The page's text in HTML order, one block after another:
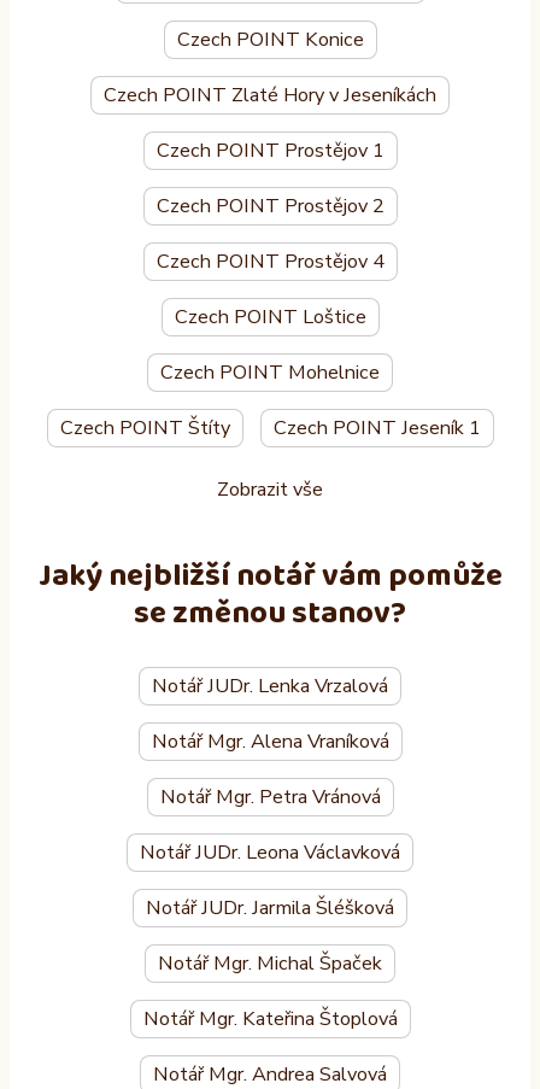
Czech POINT Konice
Czech POINT Zlaté Hory v Jeseníkách
Czech POINT Prostějov 1
Czech POINT Prostějov 2
Czech POINT Prostějov 4
Czech POINT Loštice
Czech POINT Mohelnice
Czech POINT Štíty Czech POINT Jeseník 1
Zobrazit vše
Jaký nejbližší notář vám pomůže
se změnou stanov?
Notář JUDr. Lenka Vrzalová
Notář Mgr. Alena Vraníková
Notář Mgr. Petra Vránová
Notář JUDr. Leona Václavková
Notář JUDr. Jarmila Šléšková
Notář Mgr. Michal Špaček
Notář Mgr. Kateřina Štoplová
Notář Mgr. Andrea Salvová